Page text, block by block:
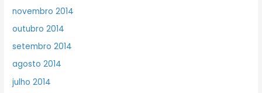
novembro 2014
outubro 2014
setembro 2014
agosto 2014
julho 2014